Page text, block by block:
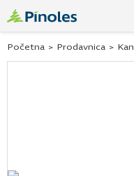
Početna > Prodavnica >